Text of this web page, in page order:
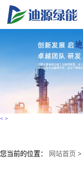
< >
您当前的位置： 网站首页 >